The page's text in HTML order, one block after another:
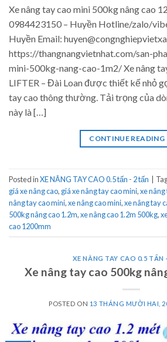
Xe nâng tay cao mini 500kg nâng cao
0984423150 – Huyền Hotline/zalo/
Huyền Email:
https://thangnangvietnhat.com/san-
mini-500kg-nang-cao-1m2/ Xe nâng
LIFTER – Đài Loan được thiết kế nhỏ
tay cao thông thường. Tải trọng của
này là […]
CONTINUE READING
Posted inXE NÂNG TAY CAO 0.5 tấn - 2 tấn |
giá xe nâng cao, giá xe nâng tay cao mini,xe
nâng tay cao mini,xe nâng cao mini,xe nâng tay
500kg nâng cao 1.2m,xe nâng cao 1.2m 500kg,
cao 1200mm
XE NÂNG TAY CAO 0.5 TẤN
Xe nâng tay cao 500kg
POSTED ON 13 THÁNG MƯỜI HAI,